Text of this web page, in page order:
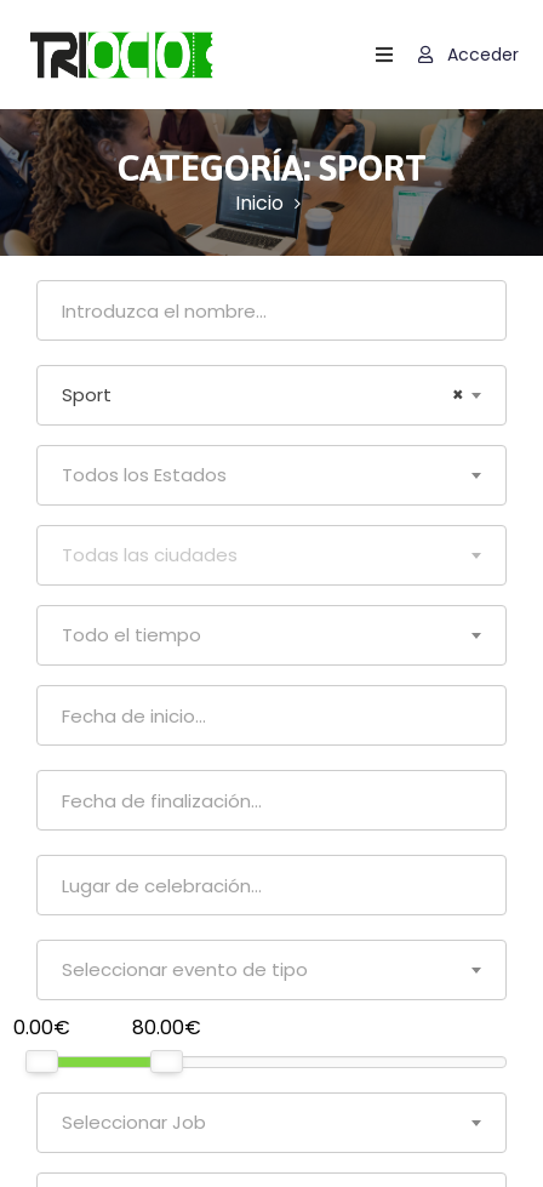
Contactar
Carrito
Términos
Condiciones
Política
Cookies
(UE)
Acceder
CATEGORÍA:SPORT
Inicio
×
Sport
Todos los Estados
Todas las ciudades
Todo el tiempo
Seleccionar evento de tipo
0.00€ 80.00€
Seleccionar Job